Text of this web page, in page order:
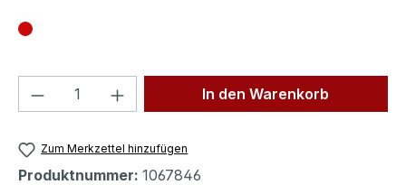
Produkt Anzahl: Gib denIn den Warenkorb
Zum Merkzettel hinzufügen
Produktnummer: 1067846